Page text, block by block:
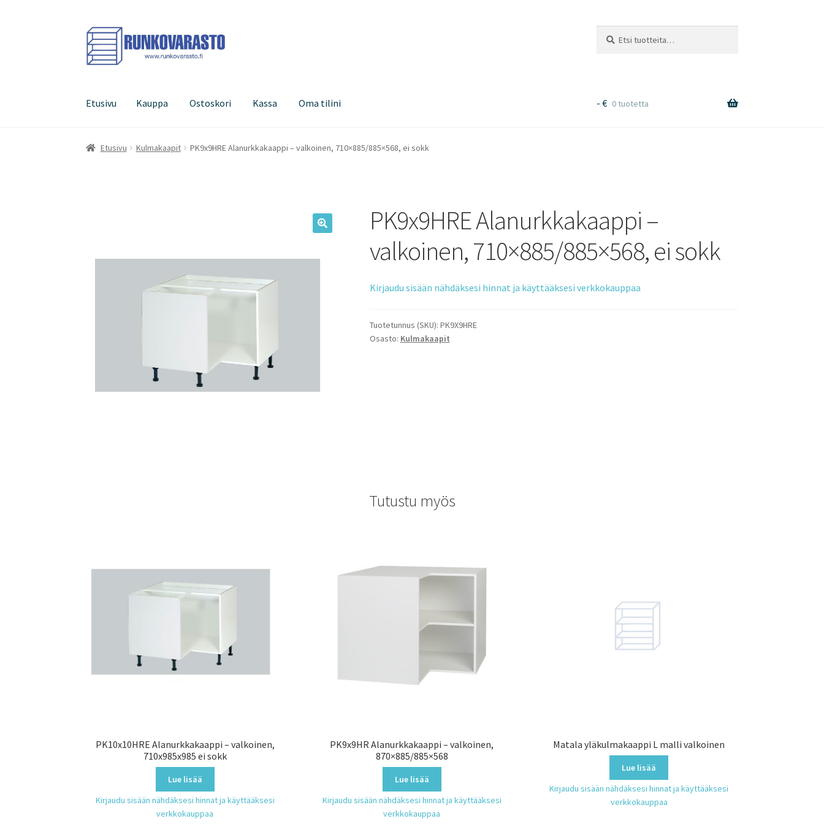
Siirry
navigointiin
Siirry
sisältöön
Etusivu Kauppa Ostoskori Kassa Oma tilini
Etusivu Kauppa Ostoskori KassaOma tilini
- € 0 tuotetta
Etusivu Kulmakaapit PK9x9HRE Alanurkkakaappi – valkoinen, 710×885/885×568, ei sokk
PK9x9HRE Alanurkkakaappi –
valkoinen, 710×885/885×568, ei sokk
Kirjaudu sisään nähdäksesi hinnat ja käyttääksesi verkkokauppaa
Tuotetunnus (SKU): PK9X9HRE
Osasto: Kulmakaapit
Tutustu myös
PK10x10HRE Alanurkkakaappi – valkoinen,
710x985x985 ei sokk
Lue lisää
Kirjaudu sisään nähdäksesi hinnat ja käyttääksesi
verkkokauppaa
PK9x9HR Alanurkkakaappi – valkoinen,
870×885/885×568
Lue lisää
Kirjaudu sisään nähdäksesi hinnat ja käyttääksesi
verkkokauppaa
Matala yläkulmakaappi L malli valkoinen
Lue lisää
Kirjaudu sisään nähdäksesi hinnat ja käyttääksesi
verkkokauppaa